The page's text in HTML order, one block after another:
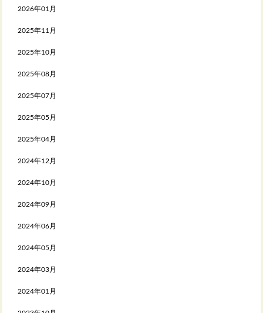
2026年01月
2025年11月
2025年10月
2025年08月
2025年07月
2025年05月
2025年04月
2024年12月
2024年10月
2024年09月
2024年06月
2024年05月
2024年03月
2024年01月